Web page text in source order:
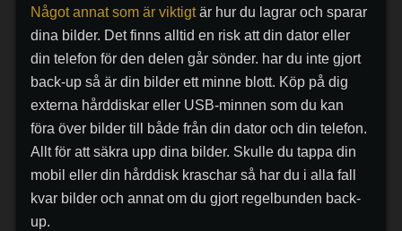
Något annat som är viktigtär hur du lagrar och sparar
dina bilder. Det finns alltid en risk att din dator eller
din telefon för den delen går sönder. har du inte gjort
back-up så är din bilder ett minne blott. Köp på dig
externa hårddiskar eller USB-minnen som du kan
föra över bilder till både från din dator och din telefon.
Allt för att säkra upp dina bilder. Skulle du tappa din
mobil eller din hårddisk kraschar så har du i alla fall
kvar bilder och annat om du gjort regelbunden back-
up.